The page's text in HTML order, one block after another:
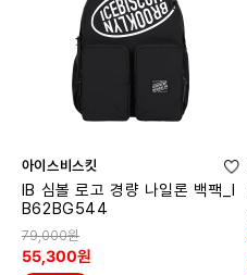
아이스비스킷
IB 심볼 로고 경량 나일론 백팩_I
B62BG544
79,000원
55,300원